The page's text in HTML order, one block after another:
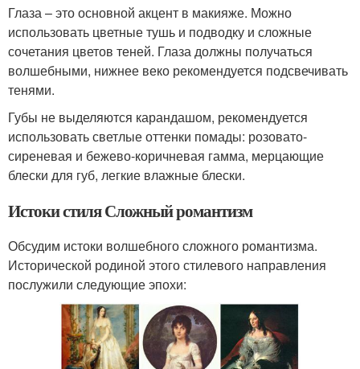
Глаза – это основной акцент в макияже. Можно
использовать цветные тушь и подводку и сложные
сочетания цветов теней. Глаза должны получаться
волшебными, нижнее веко рекомендуется подсвечивать
тенями.
Губы не выделяются карандашом, рекомендуется
использовать светлые оттенки помады: розовато-
сиреневая и бежево-коричневая гамма, мерцающие
блески для губ, легкие влажные блески.
Истоки стиля Сложный романтизм
Обсудим истоки волшебного сложного романтизма.
Исторической родиной этого стилевого направления
послужили следующие эпохи: